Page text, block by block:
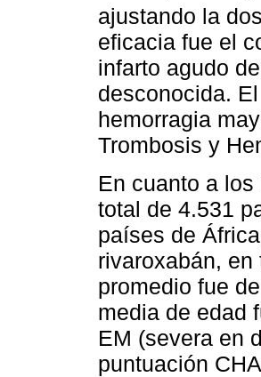
ajustando la
eficacia fue el
infarto agudo
desconocida.
hemorragia
Trombosis y
En cuanto a
total de 4.531
países de
rivaroxabán,
promedio fue
media de edad
EM (severa en
puntuación